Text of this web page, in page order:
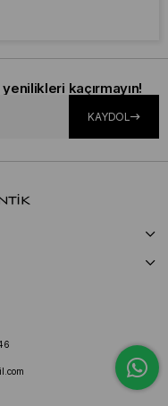
kaçırmayın!
KAYDOL